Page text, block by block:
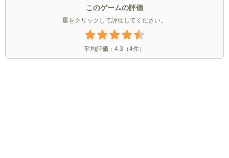
このゲームの評価
星をクリックして評価してください。
平均評価： 4.3 （4件）